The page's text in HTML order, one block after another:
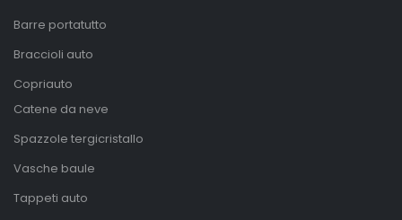
Barre portatutto
Braccioli auto
Copriauto
Catene da neve
Spazzole tergicristallo
Vasche baule
Tappeti auto